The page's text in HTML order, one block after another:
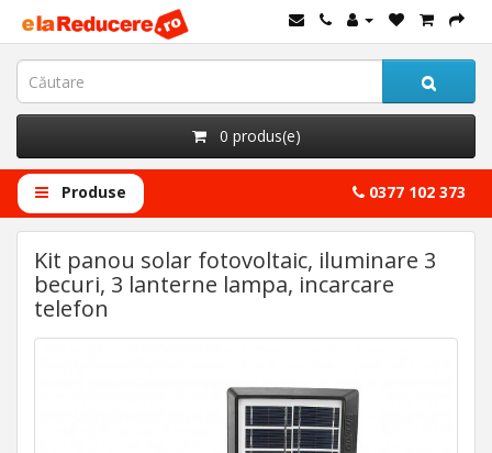
0 produs(e)
Produse 0377 102 373
Kit panou solar fotovoltaic, iluminare 3
becuri, 3 lanterne lampa, incarcare
telefon